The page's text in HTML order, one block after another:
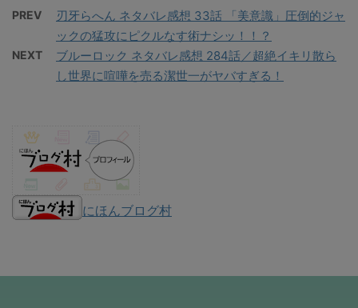
PREV
刃牙らへん ネタバレ感想 33話 「美意識」圧倒的ジャ
ックの猛攻にピクルなす術ナシッ！！？
NEXT
ブルーロック ネタバレ感想 284話／超絶イキリ散ら
し世界に喧嘩を売る潔世一がヤバすぎる！
にほんブログ村